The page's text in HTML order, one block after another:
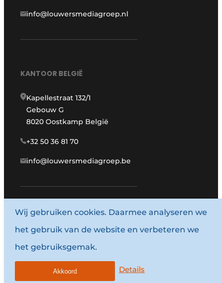
info@louwersmediagroep.nl
KANTOOR BELGIË
Kapellestraat 132/1
Gebouw G
8020 Oostkamp België
+32 50 36 81 70
info@louwersmediagroep.be
www.louwersmediagroep.com
© 1987 - 2026 Louwersmediagroep.
Algemene voorwaarden
Wij gebruiken cookies. Daarmee analyseren we
het gebruik van de website en verbeteren we
het gebruiksgemak.
Details
Akkoord